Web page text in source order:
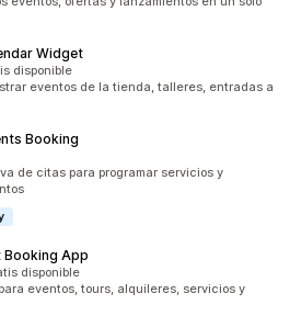
Widget
disponible
eventos de la tienda, talleres, entradas a
Booking
de citas para programar servicios y
Booking App
disponible
eventos, tours, alquileres, servicios y